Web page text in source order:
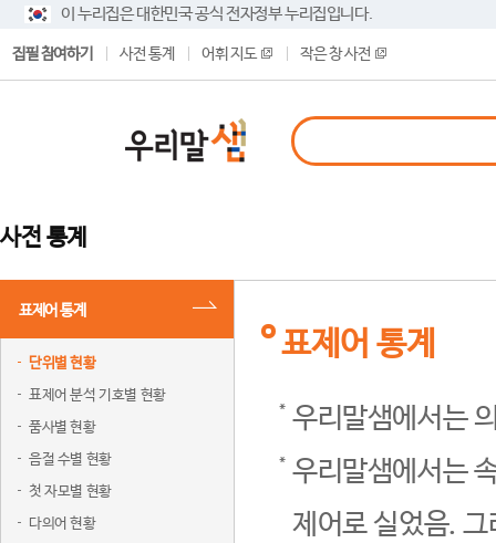
이 누리집은 대한민국 공식 전자정부 누리집입니다.
집필 참여하기 사전 통계 어휘 지도 작은 창 사전
사전 통계
표제어 통계
단위별 현황
표제어 분석 기호별 현황
품사별 현황
음절 수별 현황
첫 자모별 현황
다의어 현황
표제어 통계
우리말샘에서는
우리말샘에서는
제어로 실었음.